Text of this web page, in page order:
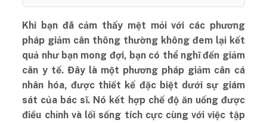
Khi bạn đã cảm thấy mệt mỏi với các phương
pháp giảm cân thông thường không đem lại kết
quả như bạn mong đợi, bạn có thể nghĩ đến giảm
cân y tế. Đây là một phương pháp giảm cân cá
nhân hóa, được thiết kế đặc biệt dưới sự giám
sát của bác sĩ. Nó kết hợp chế độ ăn uống được
điều chỉnh và lối sống tích cực cùng với việc tập